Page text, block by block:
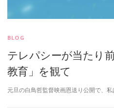
BLOG
テレパシーが当たり
教育」を観て
元旦の白鳥哲監督映画恩送り公開で、